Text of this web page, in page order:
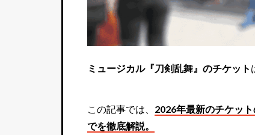
ミュージカル『刀剣乱舞』のチケット
この記事では、 2026年最新のチケッ
でを徹底解説。